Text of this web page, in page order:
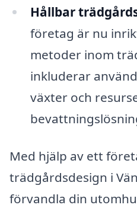
Hållbar
företag är nu
metoder inom
inkluderar
växter och
Med hjälp av ett
trädgårdsdesign i
förvandla din